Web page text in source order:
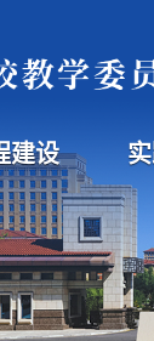
建设